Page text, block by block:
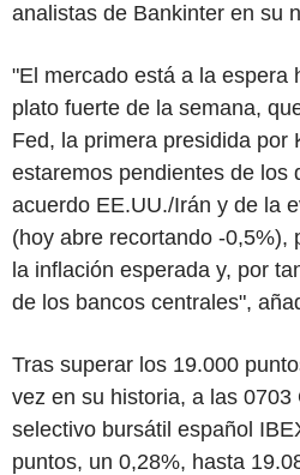
analistas de Bankinter en su
"El mercado está a la espera
plato fuerte de la semana,
Fed, la primera presidida por
estaremos pendientes de los
acuerdo EE.UU./Irán y de la
(hoy abre recortando -0,5%),
la inflación esperada y, por
de los bancos centrales",
Tras superar los 19.000
vez en su historia, a las 0703
selectivo bursátil español
puntos, un 0,28%, hasta